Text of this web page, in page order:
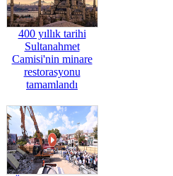
400 yıllık tarihi
Sultanahmet
Camisi'nin minare
restorasyonu
tamamlandı